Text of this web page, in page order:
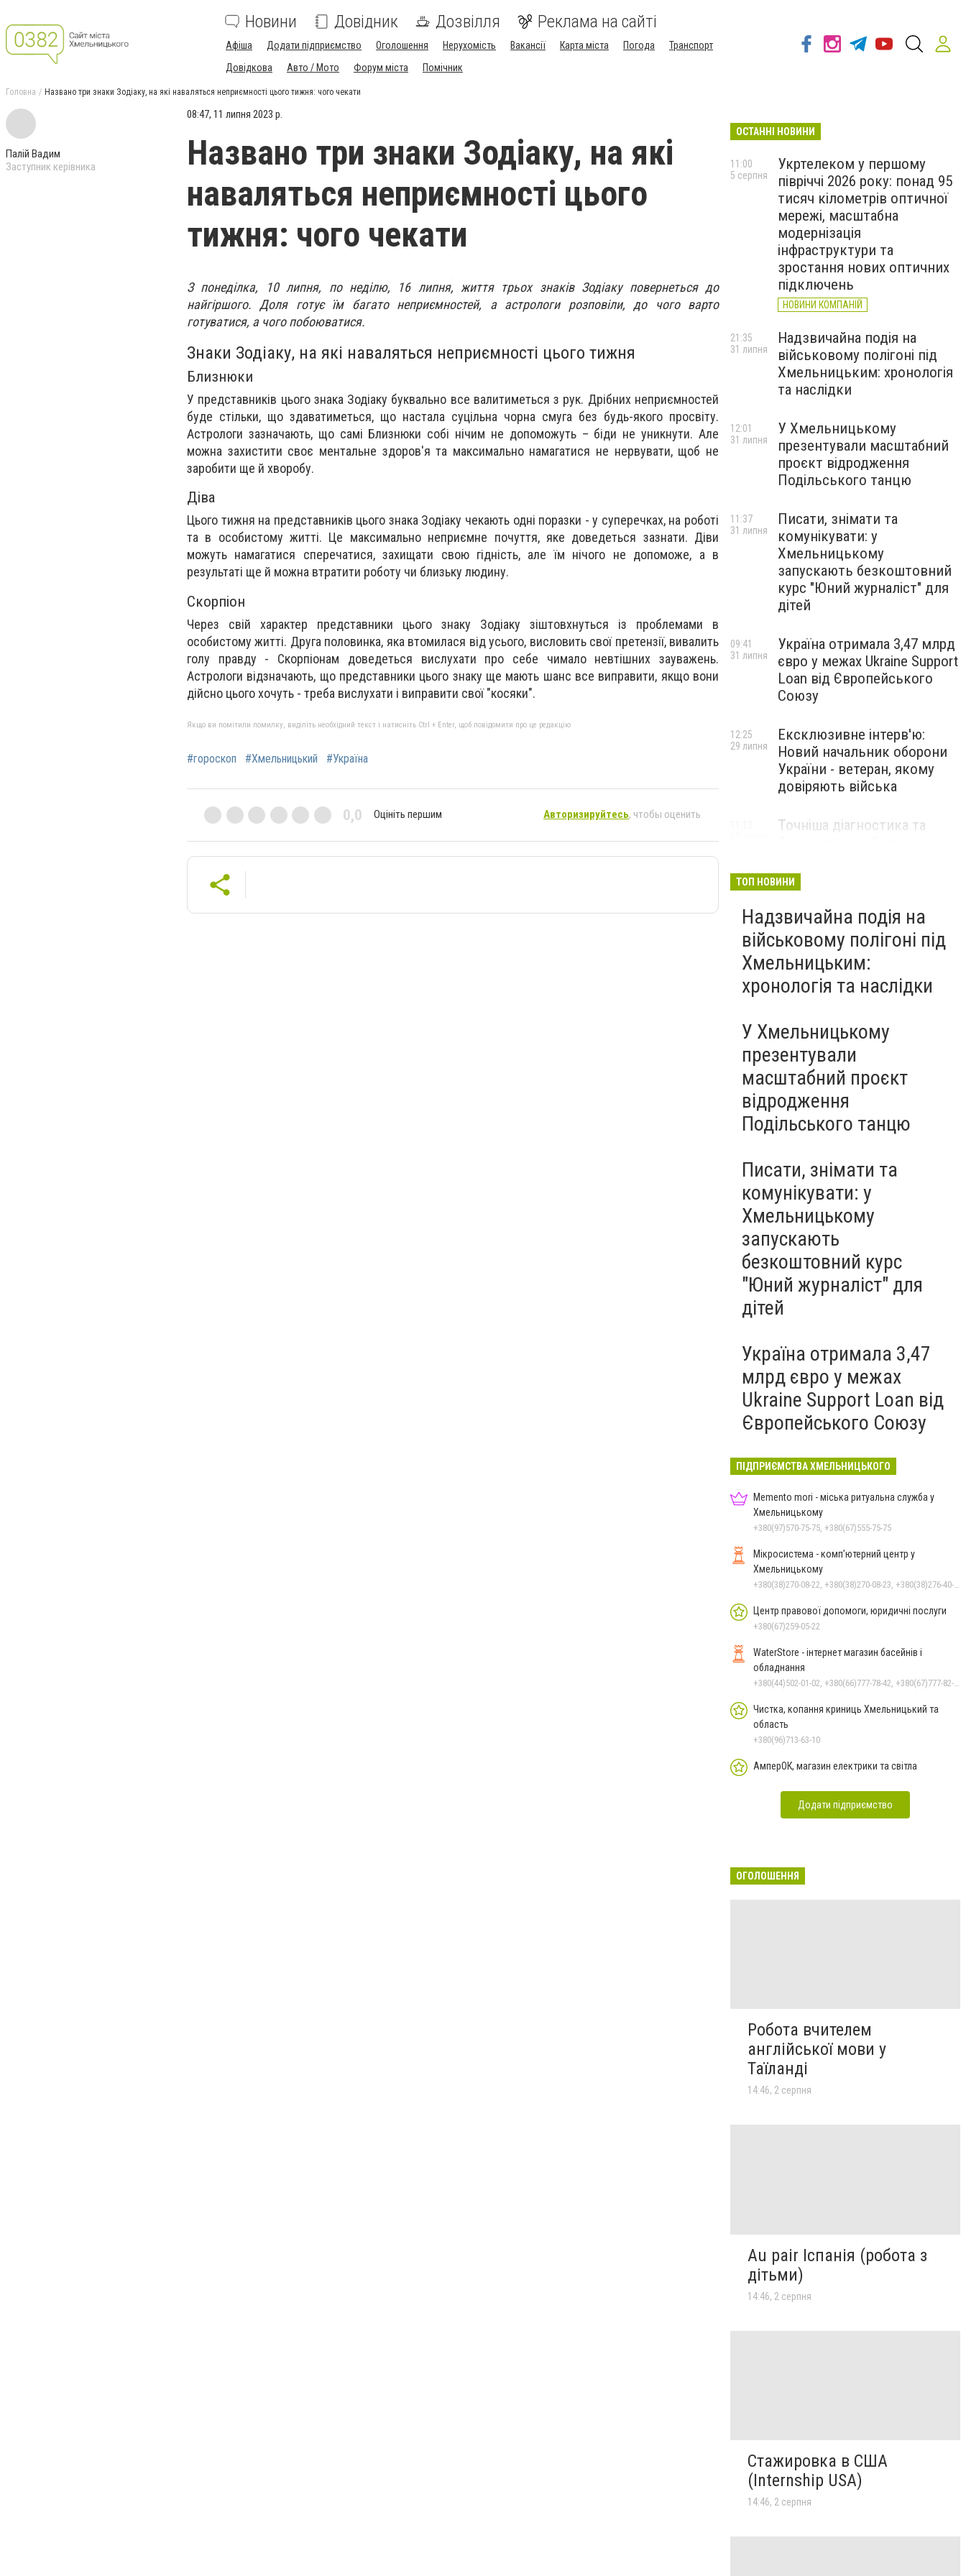
Новини Довідник Дозвілля Реклама на сайті
Афіша Додати підприємство Оголошення Нерухомість Вакансії Карта міста Погода
Транспорт
Довідкова
Авто / Мото Форум міста Помічник
Головна Названо три знаки Зодіаку, на які наваляться неприємності цього тижня: чого чекати
Палій Вадим
Заступник керівника
08:47, 11 липня 2023 р.
Названо три знаки Зодіаку, на які
наваляться неприємності цього
тижня: чого чекати
З понеділка, 10 липня, по неділю, 16 липня, життя трьох знаків Зодіаку повернеться до
найгіршого. Доля готує їм багато неприємностей, а астрологи розповіли, до чого варто
готуватися, а чого побоюватися.
Знаки Зодіаку, на які наваляться неприємності цього тижня
Близнюки
У представників цього знака Зодіаку буквально все валитиметься з рук. Дрібних неприємностей
буде стільки, що здаватиметься, що настала суцільна чорна смуга без будь-якого просвіту.
Астрологи зазначають, що самі Близнюки собі нічим не допоможуть – біди не уникнути. Але
можна захистити своє ментальне здоров'я та максимально намагатися не нервувати, щоб не
заробити ще й хворобу.
Діва
Цього тижня на представників цього знака Зодіаку чекають одні поразки - у суперечках, на роботі
та в особистому житті. Це максимально неприємне почуття, яке доведеться зазнати. Діви
можуть намагатися сперечатися, захищати свою гідність, але їм нічого не допоможе, а в
результаті ще й можна втратити роботу чи близьку людину.
Скорпіон
Через свій характер представники цього знаку Зодіаку зіштовхнуться із проблемами в
особистому житті. Друга половинка, яка втомилася від усього, висловить свої претензії, вивалить
голу правду - Скорпіонам доведеться вислухати про себе чимало невтішних зауважень.
Астрологи відзначають, що представники цього знаку ще мають шанс все виправити, якщо вони
дійсно цього хочуть - треба вислухати і виправити свої "косяки".
Якщо ви помітили помилку, виділіть необхідний текст і натисніть Ctrl + Enter, щоб повідомити про це редакцію
#гороскоп #Хмельницький #Україна
0,0 Оцініть першим Авторизируйтесь, чтобы оценить
ОСТАННІ НОВИНИ
Укртелеком у першому
півріччі 2026 року: понад 95
тисяч кілометрів оптичної
мережі, масштабна
модернізація
інфраструктури та
зростання нових оптичних
підключень
НОВИНИ КОМПАНІЙ
11:00
5 серпня
Надзвичайна подія на
військовому полігоні під
Хмельницьким: хронологія
та наслідки
21:35
31 липня
У Хмельницькому
презентували масштабний
проєкт відродження
Подільського танцю
12:01
31 липня
Писати, знімати та
комунікувати: у
Хмельницькому
запускають безкоштовний
курс "Юний журналіст" для
дітей
11:37
31 липня
Україна отримала 3,47 млрд
євро у межах Ukraine Support
Loan від Європейського
Союзу
09:41
31 липня
Ексклюзивне інтерв'ю:
Новий начальник оборони
України - ветеран, якому
довіряють війська
12:25
29 липня
Точніша діагностика та
протипухлинному центрі
запрацював новий
томограф
Паперовий флот замість
Чорноморського: як реальні
втрати Росії перетворилися
на дитячу аплікацію
23:42
27 липня
ТОП НОВИНИ
Надзвичайна подія на
військовому полігоні під
Хмельницьким:
хронологія та наслідки
У Хмельницькому
презентували
масштабний проєкт
відродження
Подільського танцю
Писати, знімати та
комунікувати: у
Хмельницькому
запускають
безкоштовний курс
"Юний журналіст" для
дітей
Україна отримала 3,47
млрд євро у межах
Ukraine Support Loan від
Європейського Союзу
ПІДПРИЄМСТВА ХМЕЛЬНИЦЬКОГО
Memento mori - міська ритуальна служба у
Хмельницькому
+380(97)570-75-75, +380(67)555-75-75
Мікросистема - комп’ютерний центр у
Хмельницькому
+380(38)270-08-22, +380(38)270-08-23, +380(38)276-40-56, +380(38)265-10-45
Центр правової допомоги, юридичні послуги
+380(67)259-05-22
WaterStore - інтернет магазин басейнів і
обладнання
+380(44)502-01-02, +380(66)777-78-42, +380(67)777-82-19, +380(67)890-80-80, +380(73)890-80-80, +380(44)502-01-03
Чистка, копання криниць Хмельницький та
область
+380(96)713-63-10
АмперОК, магазин електрики та світла
Додати підприємство
ОГОЛОШЕННЯ
Робота вчителем
англійської мови у
Таїланді
14:46, 2 серпня
Au pair Іспанія (робота з
дітьми)
14:46, 2 серпня
Стажировка в США
(Internship USA)
14:46, 2 серпня